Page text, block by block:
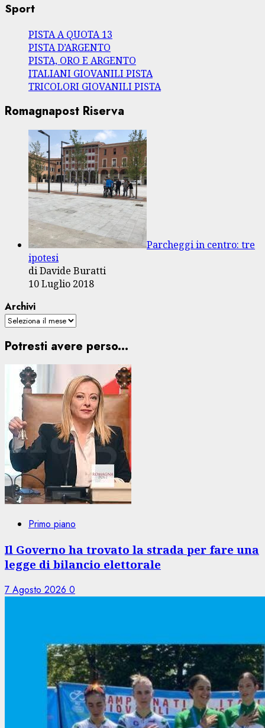
Sport
PISTA A QUOTA 13
PISTA D’ARGENTO
PISTA, ORO E ARGENTO
ITALIANI GIOVANILI PISTA
TRICOLORI GIOVANILI PISTA
Romagnapost Riserva
Parcheggi in centro: tre
ipotesi
di Davide Buratti
10 Luglio 2018
Archivi
Potresti avere perso...
Primo piano
Il Governo ha trovato la strada per fare una
legge di bilancio elettorale
7 Agosto 2026 0